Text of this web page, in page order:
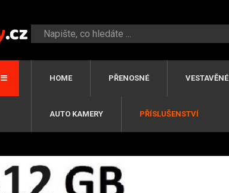
HOME PŘENOSNÉ VESTAVĚNÉ
AUTO KAMERY PŘÍSLUŠENSTVÍ